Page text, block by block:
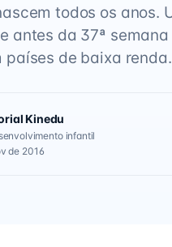
todos os anos.
antes da 37ª
países de baixa renda.
Kinedu
infantil
de 2016